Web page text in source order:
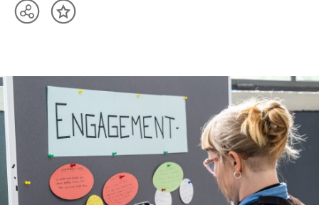
TeilenInhalt
In
Lightbox